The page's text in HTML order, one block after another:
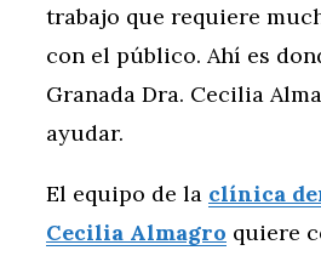
trabajo que requiere
con el público. Ahí es
Granada Dra. Cecilia
ayudar.
El equipo de la clínica
Cecilia Almagro quiere